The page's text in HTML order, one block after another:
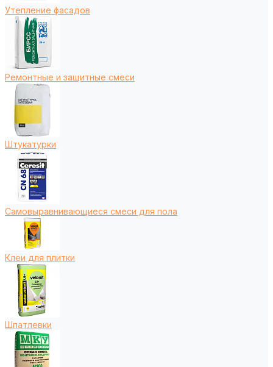
Утепление фасадов
Ремонтные и защитные смеси
Штукатурки
Самовыравнивающиеся смеси для пола
Клеи для плитки
Шпатлевки